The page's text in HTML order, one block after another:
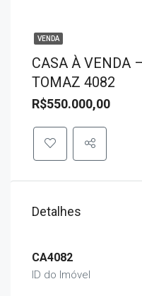
VENDA
CASA À VENDA
TOMAZ 4082
R$550.000,00
Detalhes
CA4082
ID do Imóvel